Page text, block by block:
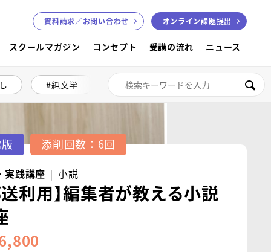
スクールマガジン コンセプト 受講の流れ ニュース
資料請求／お問い合わせ オンライン課題提出
純文学 絵本講座 色鉛筆画
添削回数：6回
実践講座 小説
送利用】編集者が教える小説